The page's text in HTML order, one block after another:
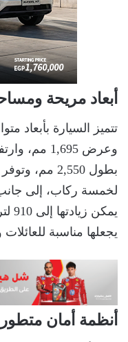
أبعاد مريحة
بطول 2,550
يجعلها مناسبة
أنظمة أمان